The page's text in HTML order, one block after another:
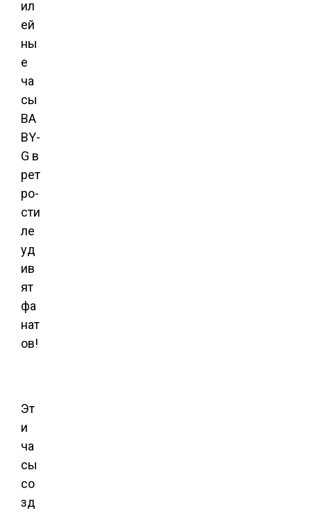
Эт
и
ча
сы
со
зд